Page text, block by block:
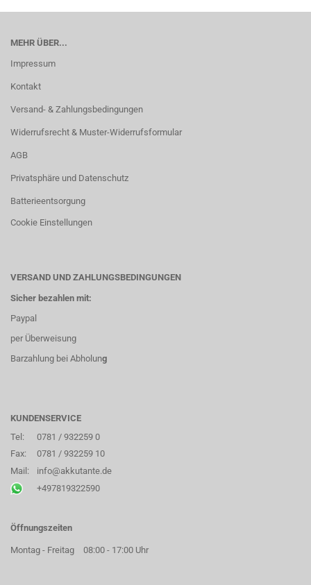
MEHR ÜBER...
Impressum
Kontakt
Versand- & Zahlungsbedingungen
Widerrufsrecht & Muster-Widerrufsformular
AGB
Privatsphäre und Datenschutz
Batterieentsorgung
Cookie Einstellungen
VERSAND UND ZAHLUNGSBEDINGUNGEN
Sicher bezahlen mit:
Paypal
per Überweisung
Barzahlung bei Abholung
KUNDENSERVICE
Tel:
0781 / 932259 0
Fax:
0781 / 932259 10
Mail:
info@akkutante.de
+497819322590
Öffnungszeiten
Montag - Freitag 08:00 - 17:00 Uhr